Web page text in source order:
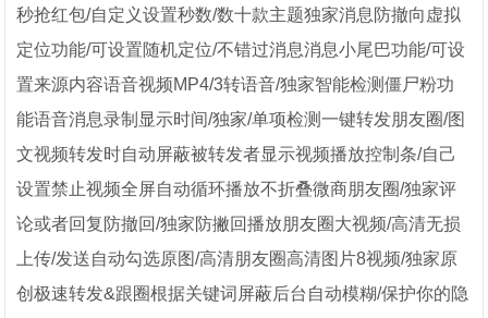
秒抢红包/自定义设置秒数/数十款主题独家消息防撤向虚拟
定位功能/可设置随机定位/不错过消息消息小尾巴功能/可设
置来源内容语音视频MP4/3转语音/独家智能检测僵尸粉功
能语音消息录制显示时间/独家/单项检测一键转发朋友圈/图
文视频转发时自动屏蔽被转发者显示视频播放控制条/自己
设置禁止视频全屏自动循环播放不折叠微商朋友圈/独家评
论或者回复防撤回/独家防撇回播放朋友圈大视频/高清无损
上传/发送自动勾选原图/高清朋友圈高清图片8视频/独家原
创极速转发&跟圈根据关键词屏蔽后台自动模糊/保护你的隐